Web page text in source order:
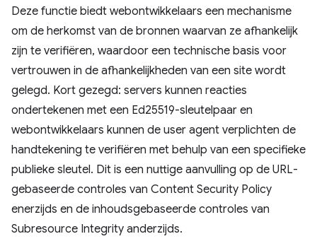
Deze functie biedt webontwikkelaars een mechanisme
om de herkomst van de bronnen waarvan ze afhankelijk
zijn te verifiëren, waardoor een technische basis voor
vertrouwen in de afhankelijkheden van een site wordt
gelegd. Kort gezegd: servers kunnen reacties
ondertekenen met een Ed25519-sleutelpaar en
webontwikkelaars kunnen de user agent verplichten de
handtekening te verifiëren met behulp van een specifieke
publieke sleutel. Dit is een nuttige aanvulling op de URL-
gebaseerde controles van Content Security Policy
enerzijds en de inhoudsgebaseerde controles van
Subresource Integrity anderzijds.